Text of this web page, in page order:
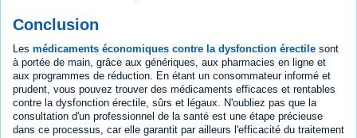
Conclusion
Les médicaments économiques contre la dysfonction érectile sont
à portée de main, grâce aux génériques, aux pharmacies en ligne et
aux programmes de réduction. En étant un consommateur informé et
prudent, vous pouvez trouver des médicaments efficaces et rentables
contre la dysfonction érectile, sûrs et légaux. N'oubliez pas que la
consultation d'un professionnel de la santé est une étape précieuse
dans ce processus, car elle garantit par ailleurs l'efficacité du traitement